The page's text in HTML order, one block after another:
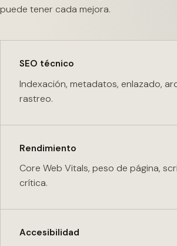
puede tener cada mejora.
SEO técnico
Indexación, metadatos, enlazado,
rastreo.
Rendimiento
Core Web Vitals, peso de página,
crítica.
Accesibilidad